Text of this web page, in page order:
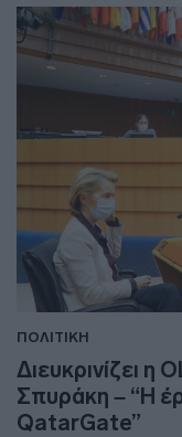
ΠΟΛΙΤΙΚΗ
Διευκρινίζει η
Σπυράκη – “Η
QatarGate”